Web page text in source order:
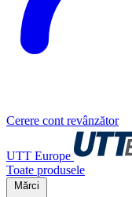
Cerere cont revânzător
UTT Europe
Toate produsele
Mărci